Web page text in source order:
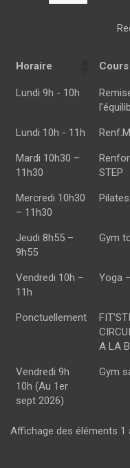
Horaire Cours
Horaire
Cours
Lundi 9h - 10h
Lundi 10h - 11h
Mardi 10h30 –
11h30
STEP
Mercredi 10h30
– 11h30
Pilates
Jeudi 8h55 –
9h55
Gym
Vendredi 10h –
11h
Yoga
Ponctuellement
A LA
Vendredi 9h
10h (Au 1er
sept 2026)
Gym
Affichage des éléments 1